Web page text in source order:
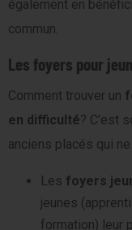
également en
commun.
Les foyers pour
Comment trouver un
en difficulté? C’est
anciens placés qui
Les foyers
jeunes
formation) leur